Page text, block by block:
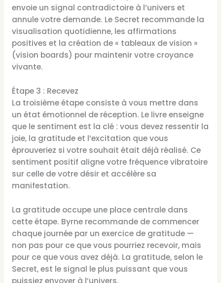
envoie un signal contradictoire à l’univers et
annule votre demande. Le Secret recommande la
visualisation quotidienne, les affirmations
positives et la création de « tableaux de vision »
(vision boards) pour maintenir votre croyance
vivante.
Étape 3 : Recevez
La troisième étape consiste à vous mettre dans
un état émotionnel de réception. Le livre enseigne
que le sentiment est la clé : vous devez ressentir la
joie, la gratitude et l’excitation que vous
éprouveriez si votre souhait était déjà réalisé. Ce
sentiment positif aligne votre fréquence vibratoire
sur celle de votre désir et accélère sa
manifestation.
La gratitude occupe une place centrale dans
cette étape. Byrne recommande de commencer
chaque journée par un exercice de gratitude —
non pas pour ce que vous pourriez recevoir, mais
pour ce que vous avez déjà. La gratitude, selon le
Secret, est le signal le plus puissant que vous
puissiez envoyer à l’univers.